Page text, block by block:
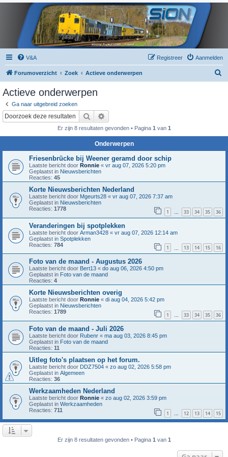
V&A Aanmelden
Registreer
Forumoverzicht Zoek Actieve onderwerpen
Actieve onderwerpen
Ga naar uitgebreid zoeken
Zoek
Er zijn 8 resultaten gevonden • Pagina 1 van 1
Onderwerpen
Friesenbrücke bij Weener geramd door schip
Laatste bericht door Ronnie « vr aug 07, 2026 5:20 pm
Geplaatst in Nieuwsberichten
Reacties: 45
Korte Nieuwsberichten Nederland
Laatste bericht door Mgeurts28 « vr aug 07, 2026 7:37 am
Geplaatst in Nieuwsberichten
Reacties: 1778 1 … 33 34 35 36
Veranderingen bij spotplekken
Laatste bericht door Arman3428 « vr aug 07, 2026 12:14 am
Geplaatst in Spotplekken
Reacties: 784 1 13 14 15 16
Foto van de maand - Augustus 2026
Laatste bericht door Bert13 « do aug 06, 2026 4:50 pm
Geplaatst in Foto van de maand
Reacties: 4
Korte Nieuwsberichten overig
Laatste bericht door Ronnie « di aug 04, 2026 5:42 pm
Geplaatst in Nieuwsberichten
Reacties: 1789 1 … 33 34 35 36
Foto van de maand - Juli 2026
Laatste bericht door Rubenr « ma aug 03, 2026 8:45 pm
Geplaatst in Foto van de maand
Reacties: 11
Uitleg foto's plaatsen op het forum.
Laatste bericht door DDZ7504 « zo aug 02, 2026 5:58 pm
Geplaatst in Algemeen
Reacties: 36
Werkzaamheden Nederland
Laatste bericht door Ronnie « zo aug 02, 2026 3:59 pm
Geplaatst in Werkzaamheden
Reacties: 711 1 … 12 13 14 15
Er zijn 8 resultaten gevonden • Pagina 1 van 1